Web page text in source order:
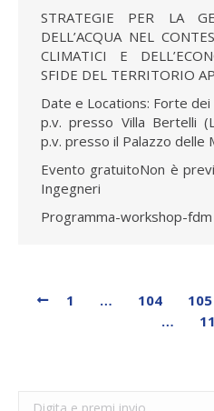
STRATEGIE PER LA
DELL’ACQUA NEL
CLIMATICI E
SFIDE DEL TERRITORIO
Date e Locations: Forte
p.v. presso Villa Bertelli
p.v. presso il Palazzo delle
Evento gratuitoNon è
Ingegneri
Programma-workshop-fdm
1 … 104 105
…
Search: